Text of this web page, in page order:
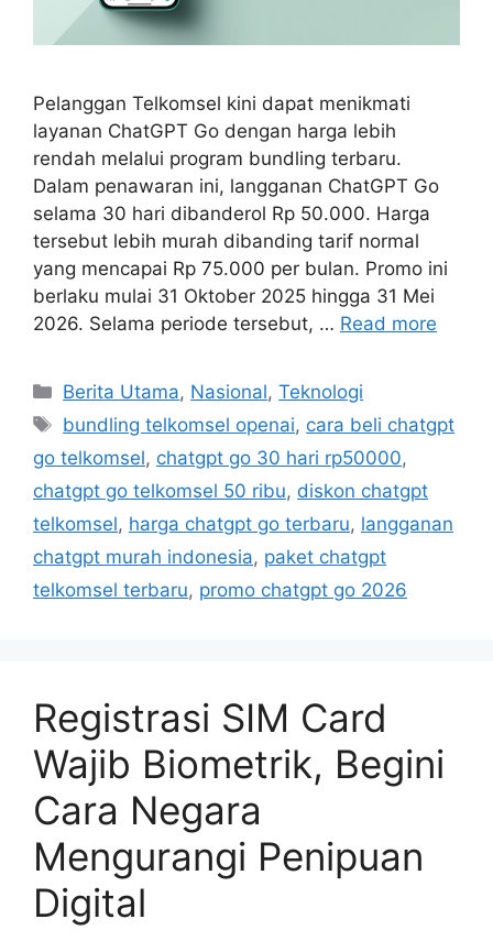
Pelanggan Telkomsel kini dapat menikmati
layanan ChatGPT Go dengan harga lebih
rendah melalui program bundling terbaru.
Dalam penawaran ini, langganan ChatGPT Go
selama 30 hari dibanderol Rp 50.000. Harga
tersebut lebih murah dibanding tarif normal
yang mencapai Rp 75.000 per bulan. Promo ini
berlaku mulai 31 Oktober 2025 hingga 31 Mei
2026. Selama periode tersebut, … Read more
Categories
Berita Utama, Nasional,Teknologi
Tags
bundling telkomsel openai, cara beli chatgpt
go telkomsel, chatgpt go 30 hari rp50000,
chatgpt go telkomsel 50 ribu, diskon chatgpt
telkomsel, harga chatgpt go terbaru, langganan
chatgpt murah indonesia, paket chatgpt
telkomsel terbaru, promo chatgpt go 2026
Registrasi SIM Card
Wajib Biometrik, Begini
Cara Negara
Mengurangi Penipuan
Digital